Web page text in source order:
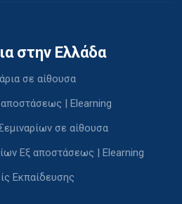
στην Ελλάδα
σε αίθουσα
αποστάσεως | Elearning
σε αίθουσα
Εξ αποστάσεως | Elearning
Εκπαίδευσης